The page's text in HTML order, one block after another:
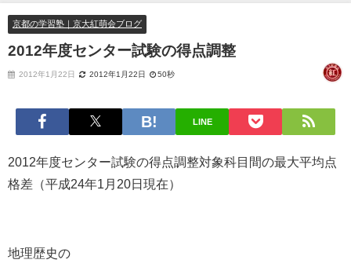
京都の学習塾｜京大紅萌会ブログ
2012年度センター試験の得点調整
2012年1月22日 2012年1月22日 50秒
LINE
2012年度センター試験の得点調整対象科目間の最大平均点
格差（平成24年1月20日現在）
地理歴史の